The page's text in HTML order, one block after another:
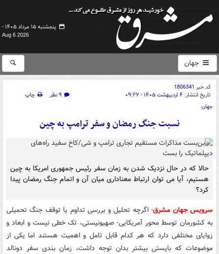
پنجشنبه ۱۵ مرداد ۱۴۰۵ -
Aug 6 2026
جهان
کد خبر 1806341
تاریخ انتشار: ۴ اردیبهشت ۱۴۰۵ - ۰۹:۲۲ ۹ نظر
چاپ
جهان
نسبت جنگ رمضان و سفر ترامپ به چین
حالا که در حال نزدیک شدن به زمان سفر رئیس جمهوری امریکا به چین
هستیم، آیا می توان ارتباط معناداری میان آن و اتمام جنگ رمضان پیدا
کرد؟
سرویس جهان مشرق-اگرچه تحلیل و بررسی تداوم یا توقف جنگ تحمیلی
به کشورمان توسط محور آمریکایی- صهیونیستی، تک خطی نیست و ابعاد و
زوایای مختلفی دارد که هر کدام قابل تامل و اهمیت هستند اما یکی از
موضوعات که بایستی بیشتر بدان توجه داشت، زمان بندی سفر دونالد